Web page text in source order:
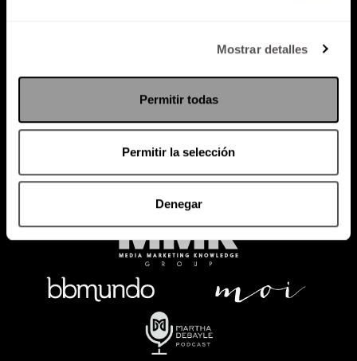
Mostrar detalles
Permitir todas
Permitir la selección
Denegar
Política de Privacidad
PODCAST RADIO MARTHA EVENTOS
SACA TU ID